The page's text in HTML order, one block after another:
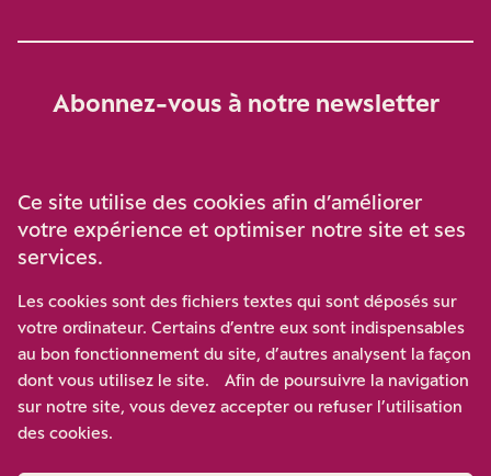
Abonnez-vous à notre newsletter
Participez à notre effort pour conforter la démocratie en
luttant contre l’ascension aux extrêmes, et la
disqualification de l’adversaire, en promouvant la
confrontation des idées et des opinions.
Nous soutenir
Ce site utilise des cookies afin d’améliorer
votre expérience et optimiser notre site et ses
services.
Les cookies sont des fichiers textes qui sont déposés sur
votre ordinateur. Certains d’entre eux sont indispensables
au bon fonctionnement du site, d’autres analysent la façon
dont vous utilisez le site. Afin de poursuivre la navigation
sur notre site, vous devez accepter ou refuser l’utilisation
des cookies.